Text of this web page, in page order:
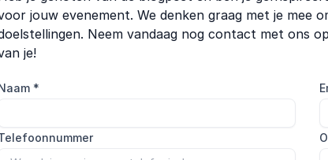
jouw evenement. We denken graag met je mee
Neem vandaag nog contact met ons
je!
*